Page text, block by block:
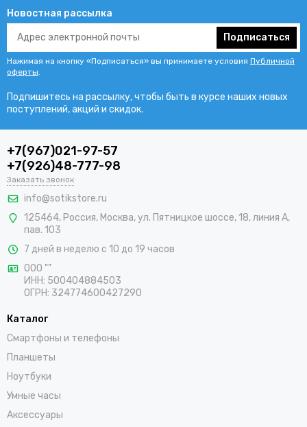
Новостная рассылка
Подписаться
Нажимая на кнопку «Подписаться» вы принимаете условия Публичной
оферты
Подпишитесь на рассылку, чтобы быть в курсе наших новых
поступлений, акций и скидок.
+7(967)021-97-57
+7(926)48-777-98
Заказать звонок
info@sotikstore.ru
125464, Россия, Москва,ул. Пятницкое шоссе, 18, линия А,
пав. 103
7 дней в неделю с 10 до 19 часов
ООО ""
ИНН: 500404884503
ОГРН: 324774600427290
Каталог
Смартфоны и телефоны
Планшеты
Ноутбуки
Умные часы
Аксессуары